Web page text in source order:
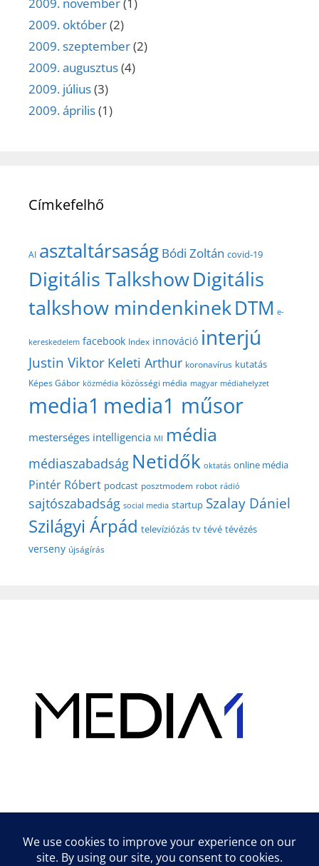
2009. október(2)
2009. szeptember(2)
2009. augusztus(4)
2009. július(3)
2009. április(1)
Címkefelhő
AI asztaltársaság Bódi Zoltán covid-19
Digitális TalkshowDigitális
talkshow mindenkinekDTM e-
kereskedelem facebook Index innováció interjú
Justin Viktor Keleti Arthur koronavírus kutatás
Képes Gábor közmédia közösségi média magyar médiahelyzet
media1 media1 műsor
mesterséges intelligencia MI média
médiaszabadság Netidők oktatás online média
Pintér Róbert podcast posztmodem robot rádió
sajtószabadság social media startup Szalay Dániel
Szilágyi Árpád televíziózás tv tévé tévézés
verseny újságírás